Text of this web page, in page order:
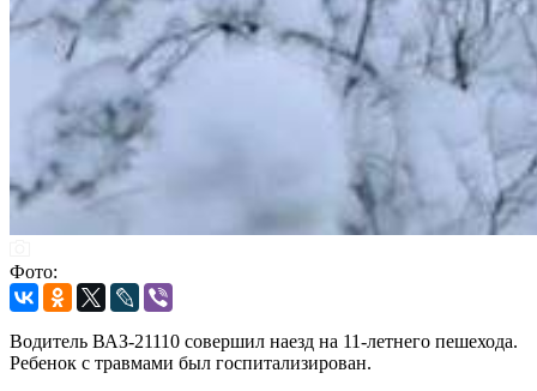
Фото:
Водитель ВАЗ-21110 совершил наезд на 11-летнего пешехода.
Ребенок с травмами был госпитализирован.